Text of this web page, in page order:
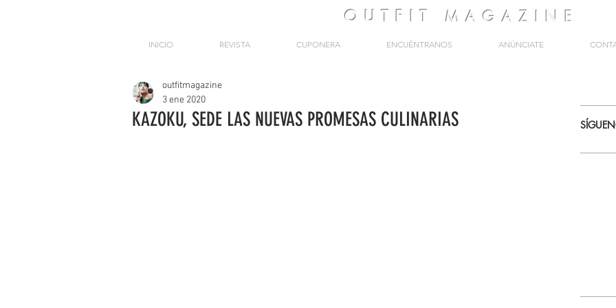
OUTFIT MAGAZINE
INICIO REVISTA CUPONERA ENCUÉNTRANOS ANÚNCIATE
KAZOKU, SEDE LAS NUEVAS PROMESAS CULINARIAS
outfitmagazine
3 ene 2020